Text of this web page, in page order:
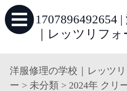
1707896492654
｜レッツリフ
洋服修理の学校｜レッツ
ー > 未分類 > 2024年 クリ